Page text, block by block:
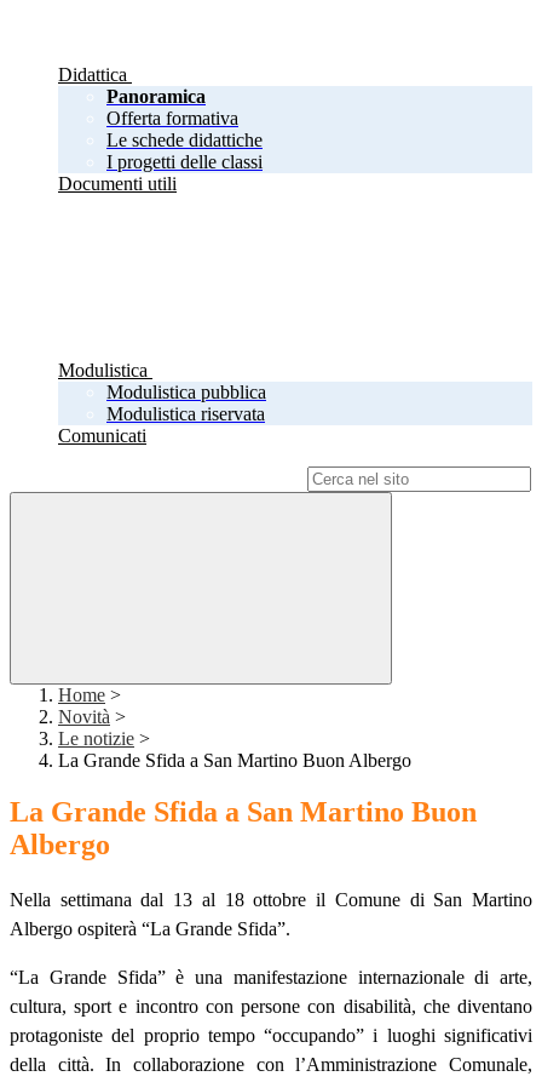
Didattica
Panoramica
Offerta formativa
Le schede didattiche
I progetti delle classi
Documenti utili
Modulistica
Modulistica pubblica
Modulistica riservata
Comunicati
Home >
Novità >
Le notizie >
La Grande Sfida a San Martino Buon Albergo
La Grande Sfida a San Martino Buon
Albergo
Nella settimana dal 13 al 18 ottobre il Comune di San Martino
Albergo ospiterà “La Grande Sfida”.
“La Grande Sfida” è una manifestazione internazionale di arte,
cultura, sport e incontro con persone con disabilità, che diventano
protagoniste del proprio tempo “occupando” i luoghi significativi
della città. In collaborazione con l’Amministrazione Comunale,